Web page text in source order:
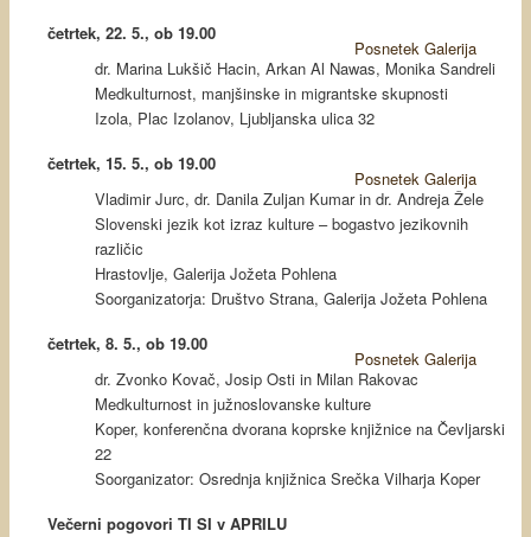
četrtek, 22. 5., ob 19.00
Posnetek Galerija
dr. Marina Lukšič Hacin, Arkan Al Nawas, Monika Sandreli
Medkulturnost, manjšinske in migrantske skupnosti
Izola, Plac Izolanov, Ljubljanska ulica 32
četrtek, 15. 5., ob 19.00
Posnetek Galerija
Vladimir Jurc, dr. Danila Zuljan Kumar in dr. Andreja Žele
Slovenski jezik kot izraz kulture – bogastvo jezikovnih
različic
Hrastovlje, Galerija Jožeta Pohlena
Soorganizatorja: Društvo Strana, Galerija Jožeta Pohlena
četrtek, 8. 5., ob 19.00
Posnetek Galerija
dr. Zvonko Kovač, Josip Osti in Milan Rakovac
Medkulturnost in južnoslovanske kulture
Koper, konferenčna dvorana koprske knjižnice na Čevljarski
22
Soorganizator: Osrednja knjižnica Srečka Vilharja Koper
Večerni pogovori TI SI v APRILU